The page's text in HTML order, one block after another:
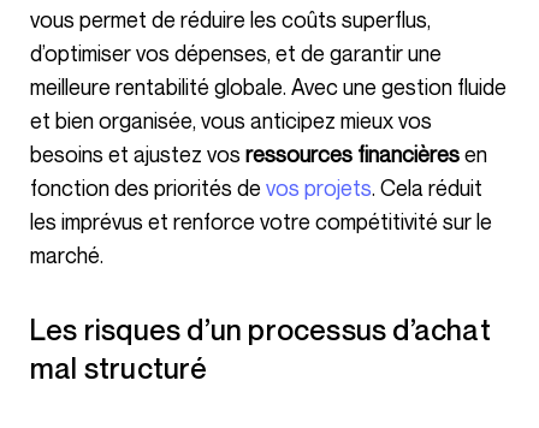
vous permet de réduire les coûts superflus,
d’optimiser vos dépenses, et de garantir une
meilleure rentabilité globale. Avec une gestion fluide
et bien organisée, vous anticipez mieux vos
besoins et ajustez vos ressources financièresen
fonction des priorités de vos projets. Cela réduit
les imprévus et renforce votre compétitivité sur le
marché.
Les risques d’un processus d’achat
mal structuré